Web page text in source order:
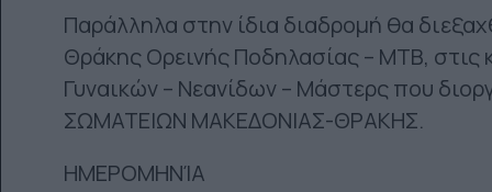
Παράλληλα στην ίδια διαδρομή θα
Θράκης Ορεινής Ποδηλασίας – ΜΤΒ,
Γυναικών – Νεανίδων – Μάστερς που
ΣΩΜΑΤΕΙΩΝ ΜΑΚΕΔΟΝΙΑΣ-ΘΡΑΚΗΣ.
ΗΜΕΡΟΜΗΝΊΑ